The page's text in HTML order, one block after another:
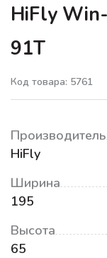
HiFly
91T
Код товара: 5761
Производитель
HiFly
Ширина
195
Высота
65